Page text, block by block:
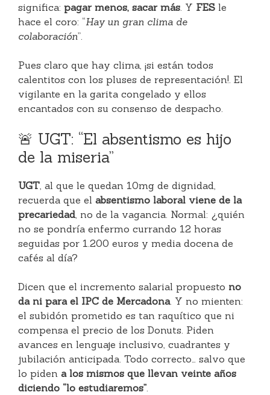
significa: pagar menos, sacar más . Y FES le
hace el coro: “Hay un gran clima de
colaboración”.
Pues claro que hay clima, ¡si están todos
calentitos con los pluses de representación!. El
vigilante en la garita congelado y ellos
encantados con su consenso de despacho.
🚨 UGT: “El absentismo es hijo
de la miseria”
UGT , al que le quedan 10mg de dignidad,
recuerda que el absentismo laboral viene de la
precariedad , no de la vagancia. Normal: ¿quién
no se pondría enfermo currando 12 horas
seguidas por 1.200 euros y media docena de
cafés al día?
Dicen que el incremento salarial propuesto no
da ni para el IPC de Mercadona. Y no mienten:
el subidón prometido es tan raquítico que ni
compensa el precio de los Donuts. Piden
avances en lenguaje inclusivo, cuadrantes y
jubilación anticipada. Todo correcto… salvo que
lo piden a los mismos que llevan veinte años
diciendo “lo estudiaremos”